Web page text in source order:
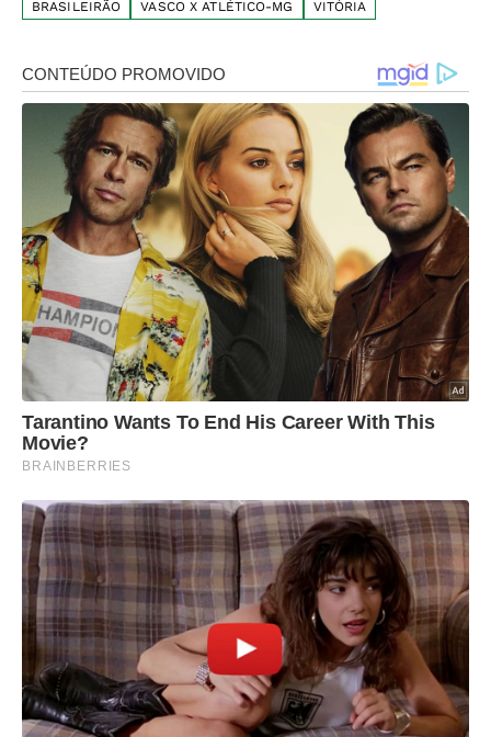
BRASILEIRÃO VASCO X ATLÉTICO-MG VITÓRIA